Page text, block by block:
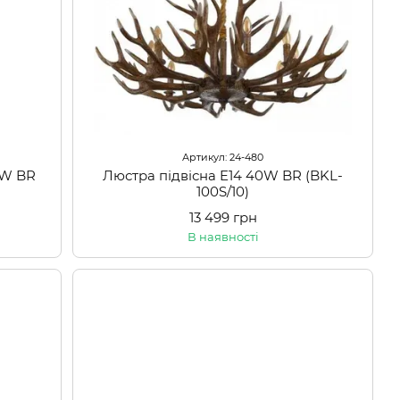
BR
Артикул: 24-480
Люстра підвісна E14 40W BR (BKL-
100S/10)
13 499 грн
В наявності